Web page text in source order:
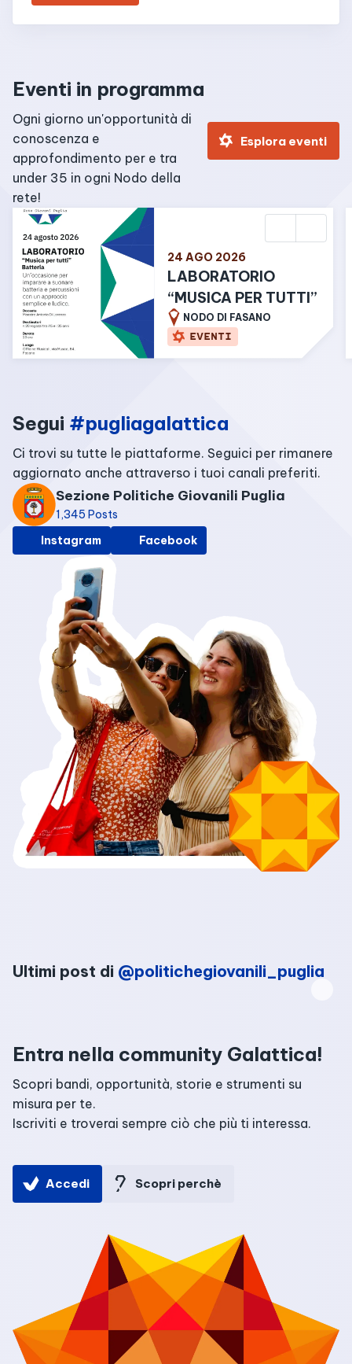
Eventi in programma
Ogni giorno un'opportunità di
conoscenza e
approfondimento per e tra
under 35 in ogni Nodo della
rete!
Esplora eventi
24 AGO 2026
LABORATORIO
“MUSICA PER TUTTI”
NODO DI FASANO
EVENTI
Segui #pugliagalattica
Ci trovi su tutte le piattaforme. Seguici per rimanere
aggiornato anche attraverso i tuoi canali preferiti.
Sezione Politiche Giovanili Puglia
1,345 Posts
Instagram
Facebook
Ultimi post di @politichegiovanili_puglia
Entra nella community Galattica!
Scopri bandi, opportunità, storie e strumenti su
misura per te.
Iscriviti e troverai sempre ciò che più ti interessa.
Accedi Scopri perchè